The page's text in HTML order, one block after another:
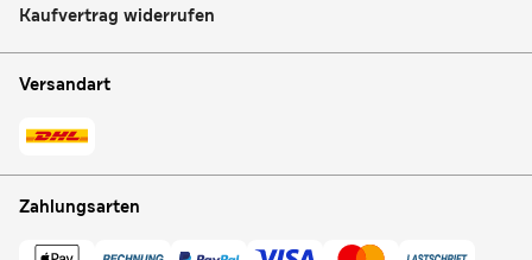
Kaufvertrag widerrufen
Versandart
Zahlungsarten